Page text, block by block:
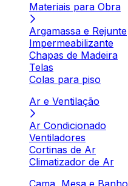
Materiais para Obra
Argamassa e Rejunte
Impermeabilizante
Chapas de Madeira
Telas
Colas para piso
Ar e Ventilação
Ar Condicionado
Ventiladores
Cortinas de Ar
Climatizador de Ar
Cama, Mesa e Banho